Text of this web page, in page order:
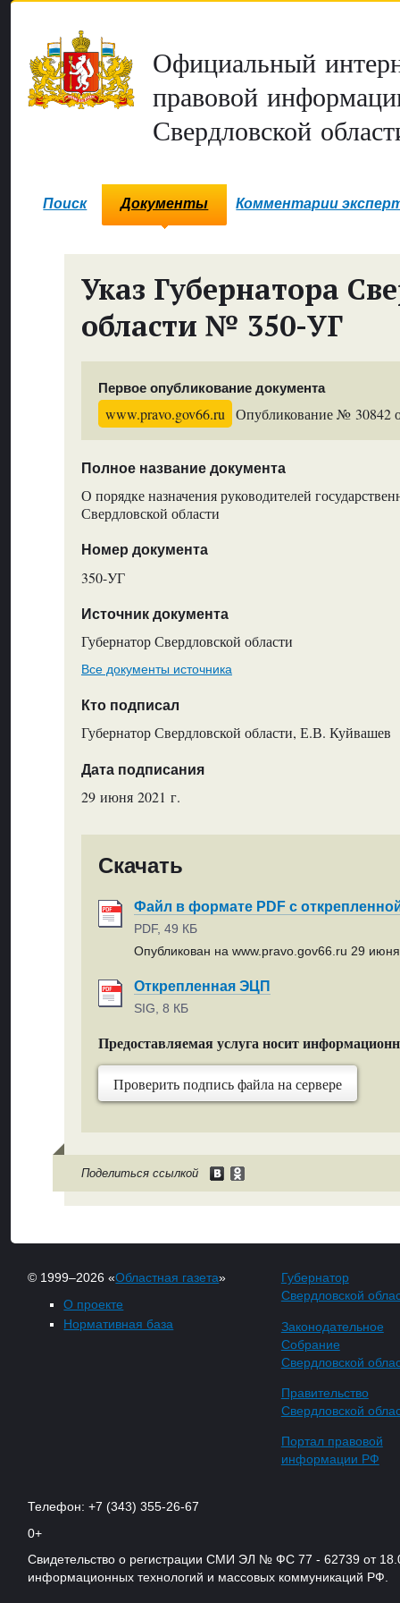
Официальный
правовой
Свердловской
Поиск Документы Комментарии
Указ Губернатора
области № 350-УГ
Первое опубликование документа
www.pravo.gov66.ru Опубликование № 30842
Полное название документа
О порядке назначения руководителей
Свердловской области
Номер документа
350-УГ
Источник документа
Губернатор Свердловской области
Все документы источника
Кто подписал
Губернатор Свердловской области, Е.В. Куйвашев
Дата подписания
29 июня 2021 г.
Скачать
Файл в формате PDF с
PDF, 49 КБ
Опубликован на www.pravo.gov66.ru 29 июня
Открепленная ЭЦП
SIG, 8 КБ
Предоставляемая услуга носит
Проверить подпись файла на сервере
Поделиться ссылкой
© 1999–2026 «Областная газета»
О проекте
Нормативная база
Губернатор
Свердловской
Законодательное
Собрание
Свердловской
Правительство
Свердловской
Портал правовой
информации РФ
Телефон: +7 (343) 355-26-67
0+
Свидетельство о регистрации СМИ ЭЛ № ФС 77 - 62739 от
информационных технологий и массовых коммуникаций РФ.